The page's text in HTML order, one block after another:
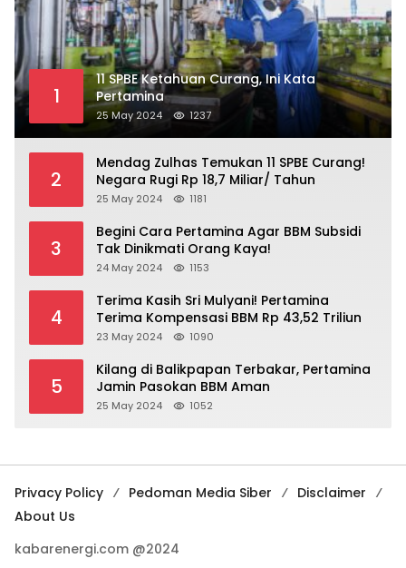
1
11 SPBE Ketahuan Curang, Ini Kata
Pertamina
25 May 2024 1237
2
Mendag Zulhas Temukan 11 SPBE Curang!
Negara Rugi Rp 18,7 Miliar/ Tahun
25 May 2024 1181
3
Begini Cara Pertamina Agar BBM Subsidi
Tak Dinikmati Orang Kaya!
24 May 2024 1153
4
Terima Kasih Sri Mulyani! Pertamina
Terima Kompensasi BBM Rp 43,52 Triliun
23 May 2024 1090
5
Kilang di Balikpapan Terbakar, Pertamina
Jamin Pasokan BBM Aman
25 May 2024 1052
Privacy Policy Pedoman Media Siber
Disclaimer
About Us
kabarenergi.com @2024